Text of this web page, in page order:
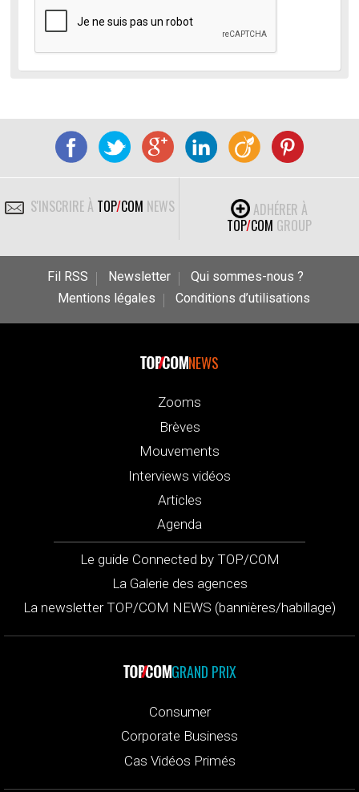
S'INSCRIRE À TOP/COM NEWS
ADHÉRER À
TOP/COM GROUP
Fil RSS Newsletter
Qui sommes-nous ?
Mentions légales
Conditions d’utilisations
NEWS
Zooms
Brèves
Mouvements
Interviews vidéos
Articles
Agenda
Le guide Connected by TOP/COM
La Galerie des agences
La newsletter TOP/COM NEWS (bannières/habillage)
GRAND PRIX
Consumer
Corporate Business
Cas Vidéos Primés